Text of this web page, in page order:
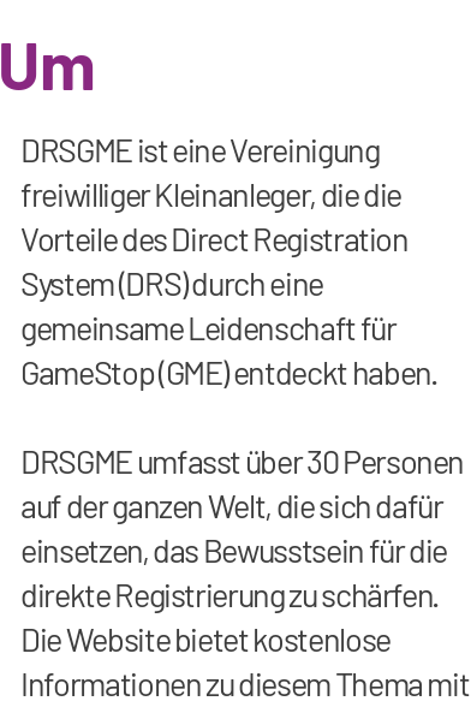
Um
DRSGME ist eine Vereinigung
freiwilliger Kleinanleger, die die
Vorteile des Direct Registration
System (DRS) durch eine
gemeinsame Leidenschaft für
GameStop (GME) entdeckt haben.
DRSGME umfasst über 30 Personen
auf der ganzen Welt, die sich dafür
einsetzen, das Bewusstsein für die
direkte Registrierung zu schärfen.
Die Website bietet kostenlose
Informationen zu diesem Thema mit